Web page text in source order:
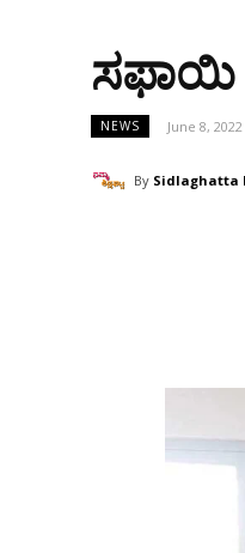
ಸಫಾಯಿ
NEWS June 8, 2022
By Sidlaghatta